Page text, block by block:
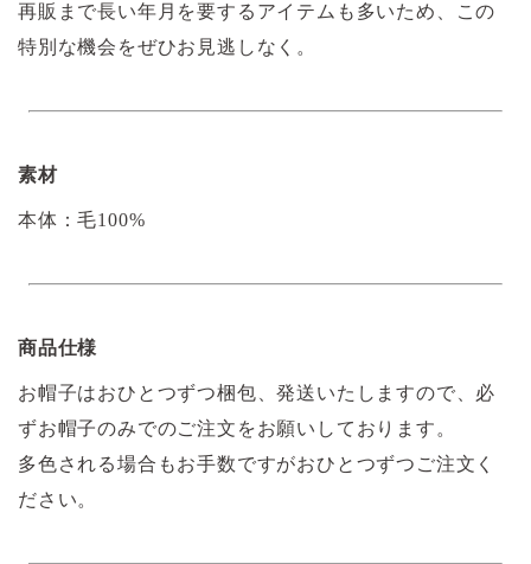
再販まで長い年月を要するアイテムも多いため、この
特別な機会をぜひお見逃しなく。
素材
本体：毛100%
商品仕様
お帽子はおひとつずつ梱包、発送いたしますので、必
ずお帽子のみでのご注文をお願いしております。
多色される場合もお手数ですがおひとつずつご注文く
ださい。